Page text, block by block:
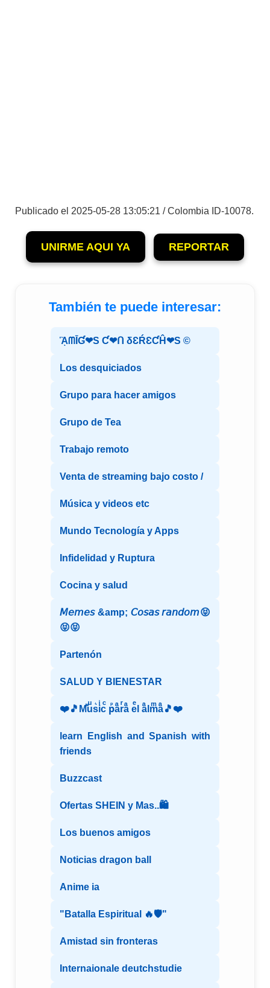
Publicado el 2025-05-28 13:05:21 / Colombia ID-10078.
UNIRME AQUI YA REPORTAR
También te puede interesar:
ᾋᗰĪƓ❤S Ƈ❤ᑎ δƐŔƐƇĤ❤S ©️
Los desquiciados
Grupo para hacer amigos
Grupo de Tea
Trabajo remoto
Venta de streaming bajo costo /
Música y videos etc
Mundo Tecnología y Apps
Infidelidad y Ruptura
Cocina y salud
𝘔𝘦𝘮𝘦𝘴 &amp; 𝘊𝘰𝘴𝘢𝘴 𝘳𝘢𝘯𝘥𝘰𝘮😝
😝😝
Partenón
SALUD Y BIENESTAR
❤️🎵Mⷨuͧs͛iͥcͨ рⷬaͣrͬaͣ eͤl aͣlmͫaͣ🎵❤️
learn English and Spanish with
friends
Buzzcast
Ofertas SHEIN y Mas..🛍️
Los buenos amigos
Noticias dragon ball
Anime ia
"Batalla Espiritual 🔥🛡️"
Amistad sin fronteras
Internaionale deutchstudie